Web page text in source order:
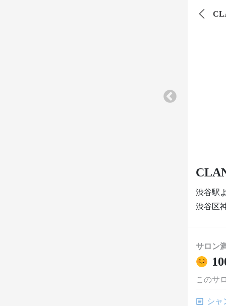
渋谷駅
渋谷区
サロン
このサ
シャ